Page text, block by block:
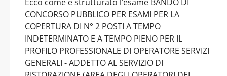
CONCORSO PUBBLICO PER ESAMI PER LA
COPERTURA DI N° 2 POSTI A TEMPO
INDETERMINATO E A TEMPO PIENO PER IL
PROFILO PROFESSIONALE DI OPERATORE SERVIZI
GENERALI - ADDETTO AL SERVIZIO DI